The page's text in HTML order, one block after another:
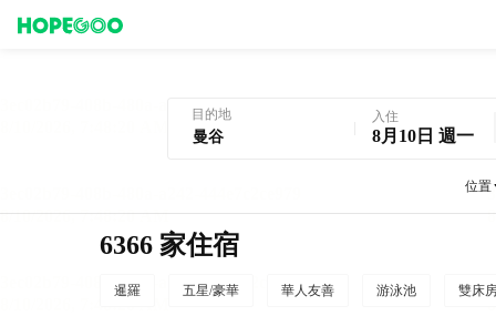
目的地 入住
8月10日 週一
位置
6366 家住宿
暹羅 五星/豪華 華人友善 游泳池 雙床